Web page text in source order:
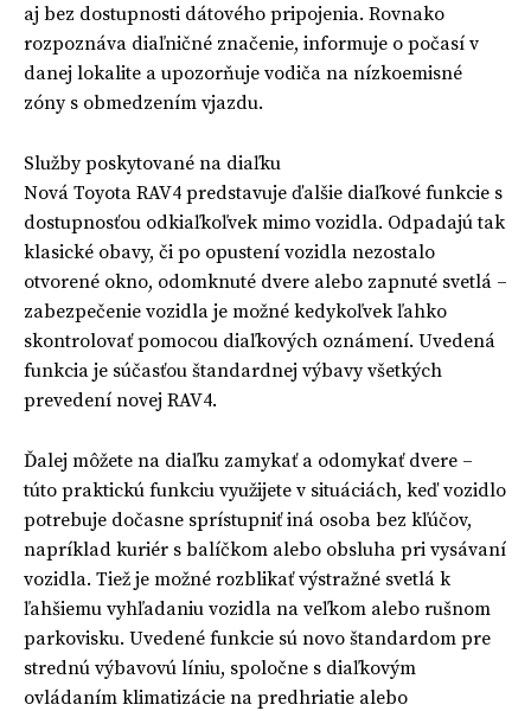
aj bez dostupnosti dátového pripojenia. Rovnako
rozpoznáva diaľničné značenie, informuje o počasí v
danej lokalite a upozorňuje vodiča na nízkoemisné
zóny s obmedzením vjazdu.
Služby poskytované na diaľku
Nová Toyota RAV4 predstavuje ďalšie diaľkové funkcie s
dostupnosťou odkiaľkoľvek mimo vozidla. Odpadajú tak
klasické obavy, či po opustení vozidla nezostalo
otvorené okno, odomknuté dvere alebo zapnuté svetlá –
zabezpečenie vozidla je možné kedykoľvek ľahko
skontrolovať pomocou diaľkových oznámení. Uvedená
funkcia je súčasťou štandardnej výbavy všetkých
prevedení novej RAV4.
Ďalej môžete na diaľku zamykať a odomykať dvere –
túto praktickú funkciu využijete v situáciách, keď vozidlo
potrebuje dočasne sprístupniť iná osoba bez kľúčov,
napríklad kuriér s balíčkom alebo obsluha pri vysávaní
vozidla. Tiež je možné rozblikať výstražné svetlá k
ľahšiemu vyhľadaniu vozidla na veľkom alebo rušnom
parkovisku. Uvedené funkcie sú novo štandardom pre
strednú výbavovú líniu, spoločne s diaľkovým
ovládaním klimatizácie na predhriatie alebo